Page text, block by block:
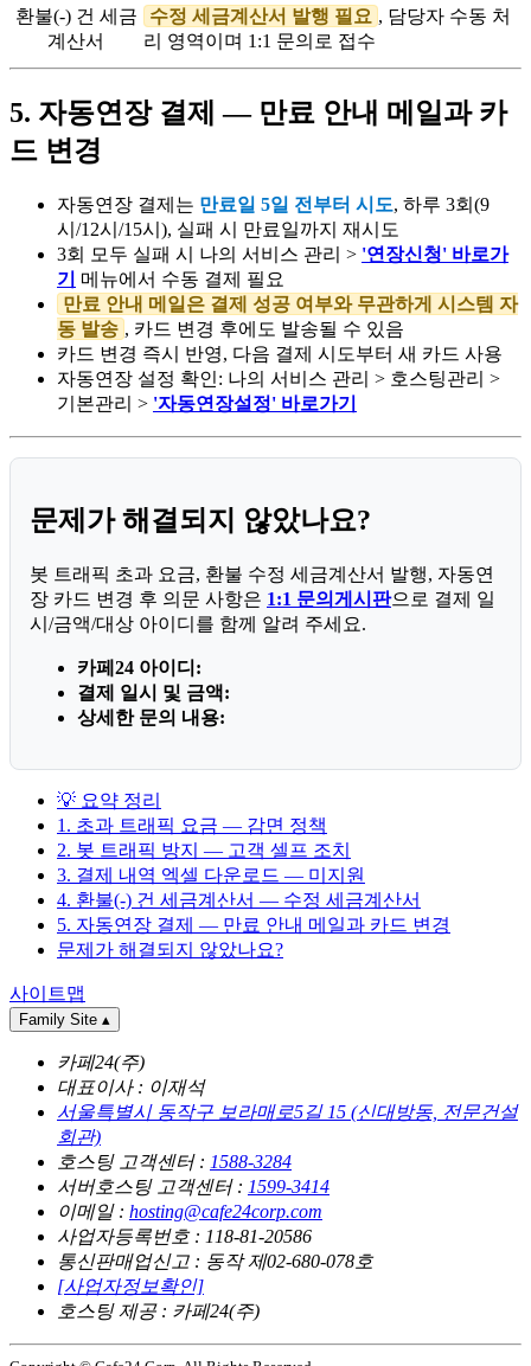
환불(-) 건 세금
계산서
수정 세금계산서 발행 필요 , 담당자 수동 처
리 영역이며 1:1 문의로 접수
5. 자동연장 결제 — 만료 안내 메일과 카
드 변경
자동연장 결제는 만료일 5일 전부터 시도, 하루 3회(9
시/12시/15시), 실패 시 만료일까지 재시도
3회 모두 실패 시 나의 서비스 관리 > '연장신청' 바로가
기
메뉴에서 수동 결제 필요
만료 안내 메일은 결제 성공 여부와 무관하게 시스템 자
동 발송 , 카드 변경 후에도 발송될 수 있음
카드 변경 즉시 반영, 다음 결제 시도부터 새 카드 사용
자동연장 설정 확인: 나의 서비스 관리 > 호스팅관리 >
기본관리 > '자동연장설정' 바로가기
문제가 해결되지 않았나요?
봇 트래픽 초과 요금, 환불 수정 세금계산서 발행, 자동연
장 카드 변경 후 의문 사항은 1:1 문의게시판으로 결제 일
시/금액/대상 아이디를 함께 알려 주세요.
카페24 아이디:
결제 일시 및 금액:
상세한 문의 내용:
💡 요약 정리
1. 초과 트래픽 요금 — 감면 정책
2. 봇 트래픽 방지 — 고객 셀프 조치
3. 결제 내역 엑셀 다운로드 — 미지원
4. 환불(-) 건 세금계산서 — 수정 세금계산서
5. 자동연장 결제 — 만료 안내 메일과 카드 변경
문제가 해결되지 않았나요?
사이트맵
Family Site ▴
카페24(주)
대표이사 : 이재석
서울특별시 동작구 보라매로5길 15 (신대방동, 전문건설
회관)
호스팅 고객센터 : 1588-3284
서버호스팅 고객센터 : 1599-3414
이메일 : hosting@cafe24corp.com
사업자등록번호 : 118-81-20586
통신판매업신고 : 동작 제02-680-078호
[사업자정보확인]
호스팅 제공 : 카페24(주)